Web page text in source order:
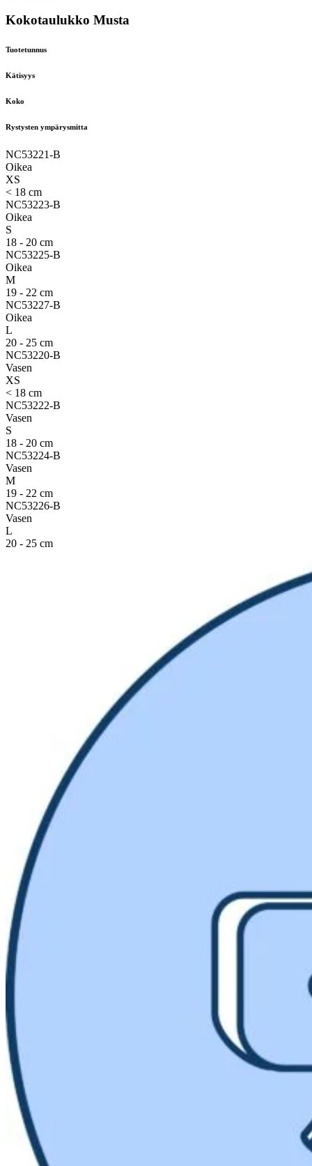
Kokotaulukko Musta
Tuotetunnus
Kätisyys
Koko
Rystysten ympärysmitta
NC53221-B
Oikea
XS
< 18 cm
NC53223-B
Oikea
S
18 - 20 cm
NC53225-B
Oikea
M
19 - 22 cm
NC53227-B
Oikea
L
20 - 25 cm
NC53220-B
Vasen
XS
< 18 cm
NC53222-B
Vasen
S
18 - 20 cm
NC53224-B
Vasen
M
19 - 22 cm
NC53226-B
Vasen
L
20 - 25 cm